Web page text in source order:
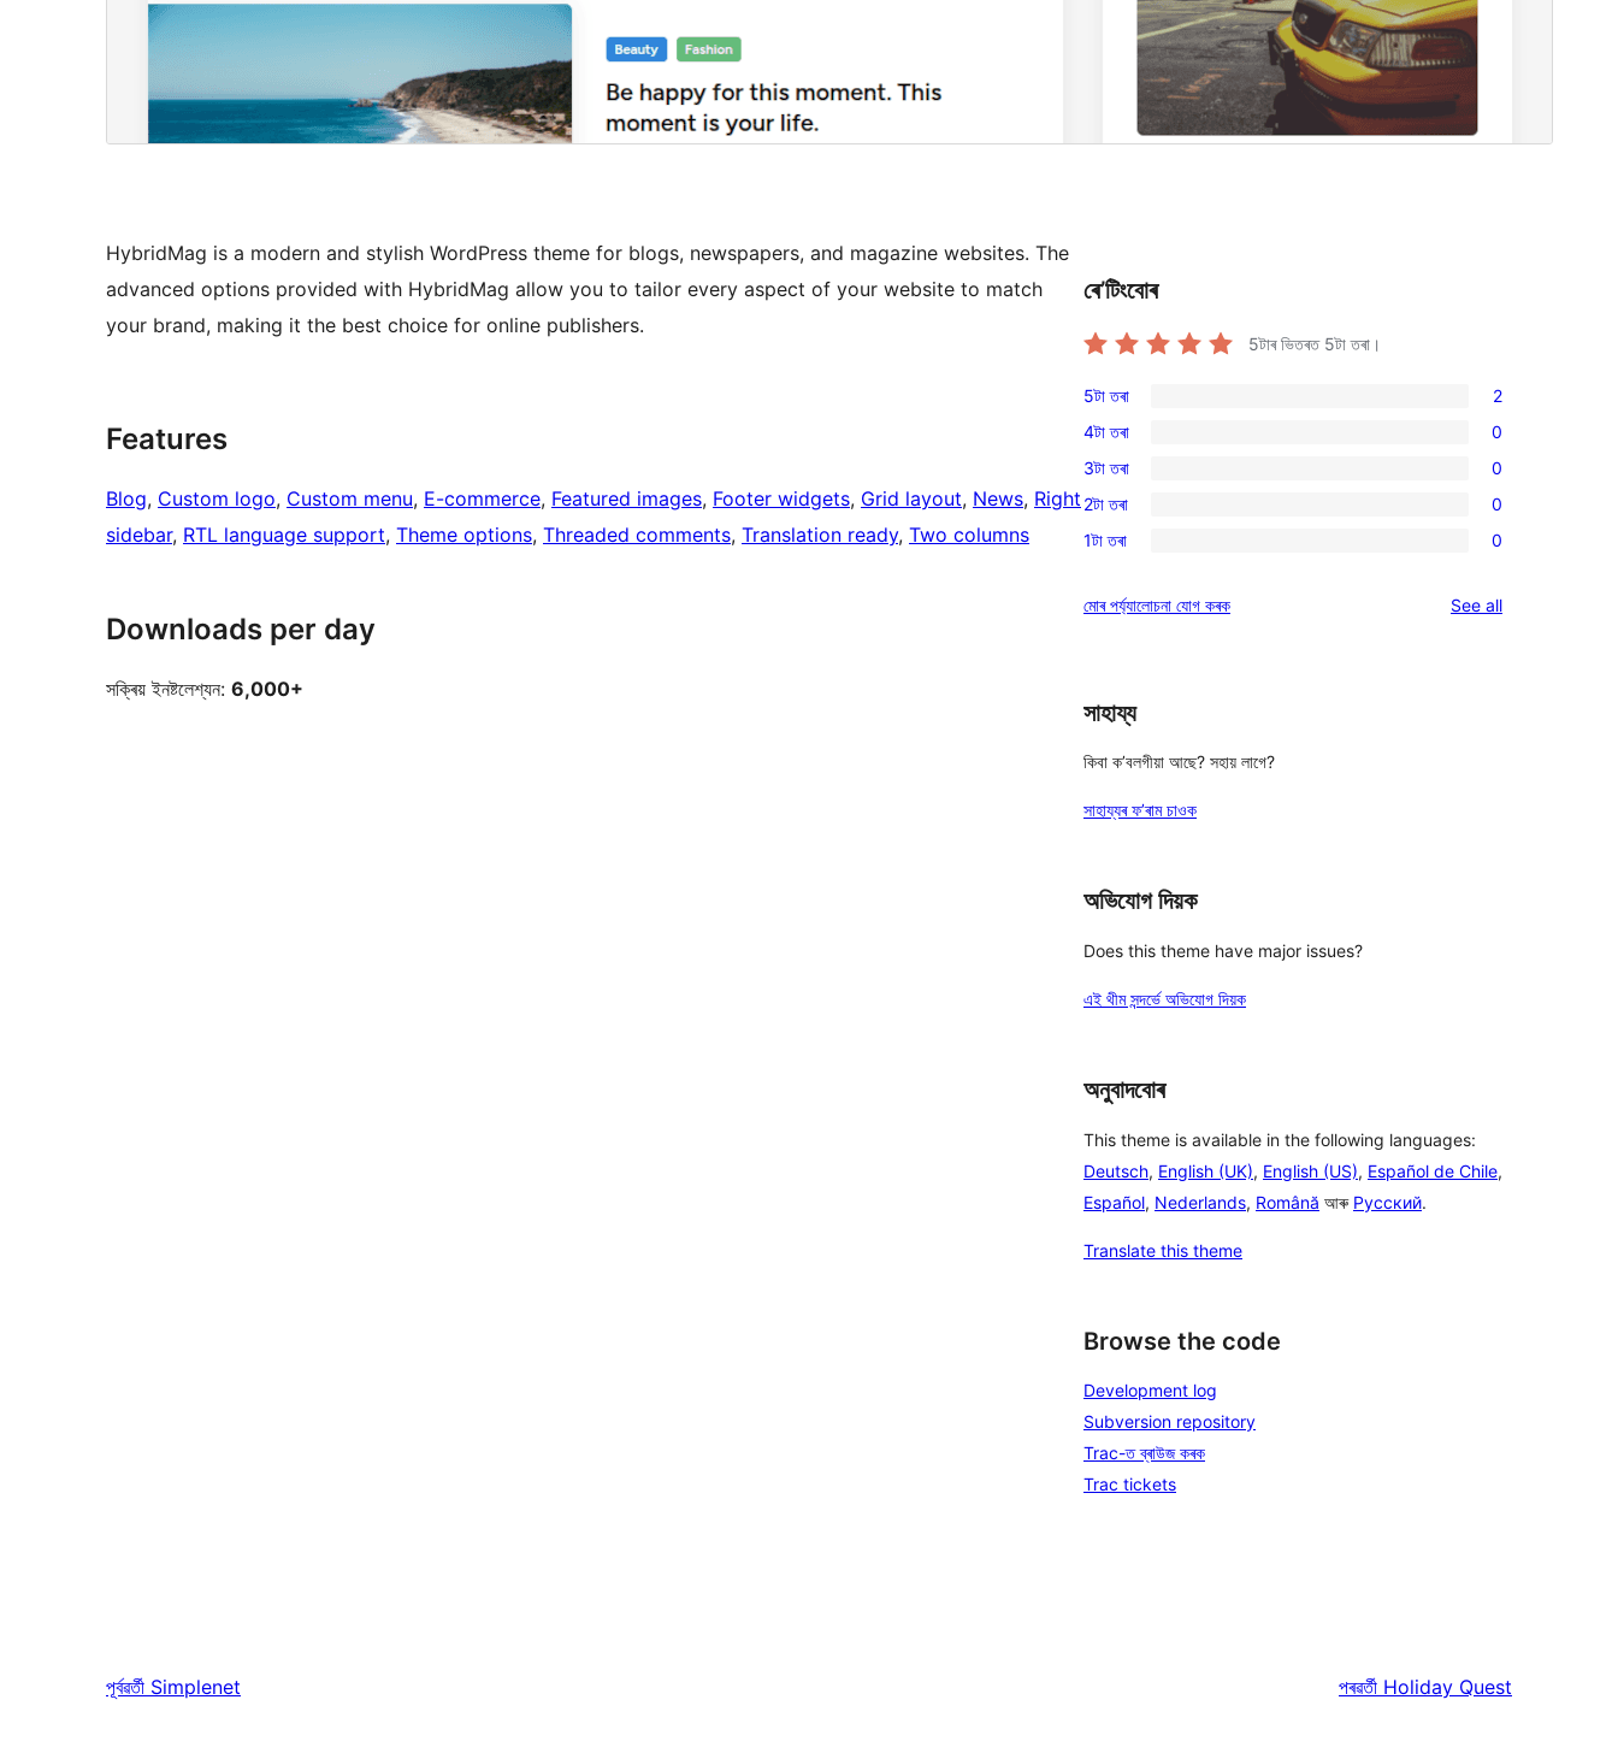
HybridMag is a modern and stylish WordPress theme for blogs, newspapers, and magazine websites. The
advanced options provided with HybridMag allow you to tailor every aspect of your website to match
your brand, making it the best choice for online publishers.
Features
Blog, Custom logo, Custom menu, E-commerce, Featured images, Footer widgets, Grid layout, News, Right
sidebar, RTL language support, Theme options, Threaded comments, Translation ready, Two columns
Downloads per day
সক্ৰিয় ইনষ্টলেশ্যন: 6,000+
ৰে’টিংবোৰ
5টাৰ ভিতৰত 5টা তৰা।
2
5-
star
reviews
5টা তৰা 2
0
4-
star
reviews
4টা তৰা 0
0
3-
star
3টা তৰা 0
0
2-
reviews
2টা তৰা 0
0
star
1টা তৰা 0
মোৰ পৰ্য্যালোচনা যোগ কৰক See allreviews
সাহায্য
কিবা ক’বলগীয়া আছে? সহায় লাগে?
সাহায্যৰ ফ’ৰাম চাওক
অভিযোগ দিয়ক
Does this theme have major issues?
এই থীম সন্দৰ্ভে অভিযোগ দিয়ক
অনুবাদবোৰ
This theme is available in the following languages:
Deutsch, English (UK), English (US), Español de Chile,
Español, Nederlands, Română আৰু Русский.
Translate this theme
Browse the code
Development log
Subversion repository
Trac-ত ব্ৰাউজ কৰক
Trac tickets
পূৰ্বৱৰ্তী Simplenet পৰৱৰ্তী Holiday Quest